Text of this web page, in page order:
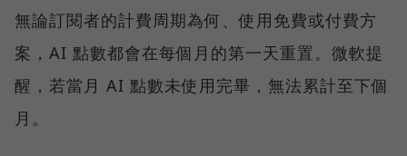
無論訂閱者的計費周期為何、使用免費或付費方
案，AI 點數都會在每個月的第一天重置。微軟提
醒，若當月 AI 點數未使用完畢，無法累計至下個
月。